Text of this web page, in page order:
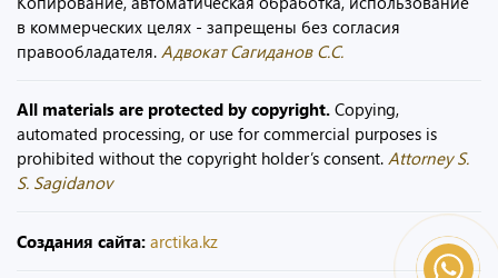
в коммерческих целях - запрещены без согласия
правообладателя. Адвокат Сагиданов С.С.
All materials are protected by copyright. Copying,
automated processing, or use for commercial purposes is
prohibited without the copyright holder’s consent. Attorney S.
S. Sagidanov
Создания сайта: arctika.kz